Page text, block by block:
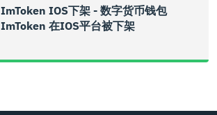
ImToken IOS下架 - 数字货币钱包
ImToken 在iOS平台被下架